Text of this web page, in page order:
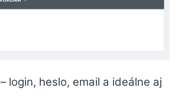
– login, heslo, email a ideálne aj